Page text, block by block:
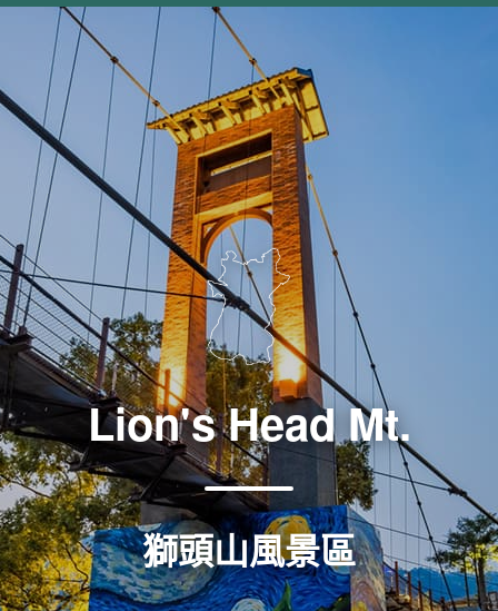
Lion's Head Mt.
獅頭山風景區
獅頭山風景區